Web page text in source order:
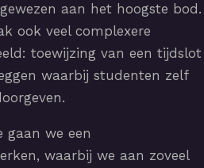
aan het hoogste bod.
ook veel complexere
toewijzing van een tijdslot
waarbij studenten zelf
gaan we een
waarbij we aan zoveel